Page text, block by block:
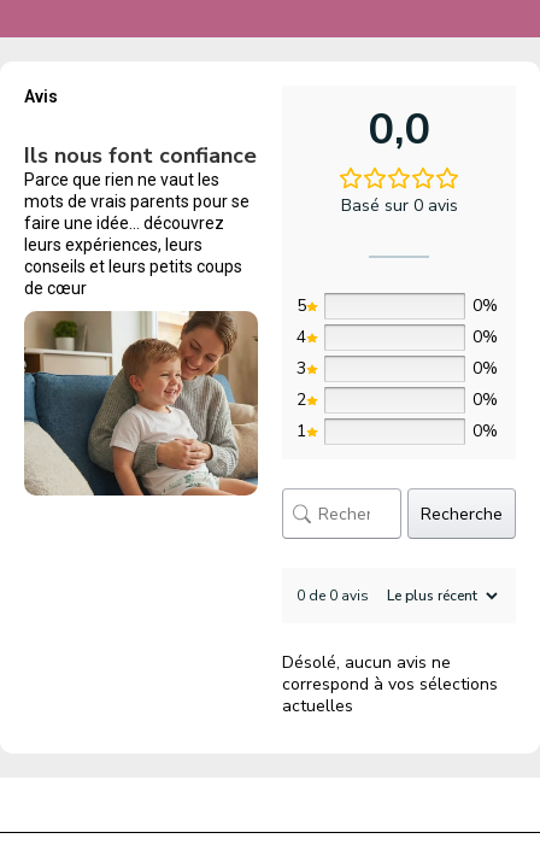
Avis
Ils nous font confiance
Parce que rien ne vaut les
mots de vrais parents pour se
faire une idée… découvrez
leurs expériences, leurs
conseils et leurs petits coups
de cœur
0,0
Basé sur 0 avis
5
0%
4
0%
3
0%
2
0%
1
0%
Recherche
0 de 0 avis
Désolé, aucun avis ne
correspond à vos sélections
actuelles